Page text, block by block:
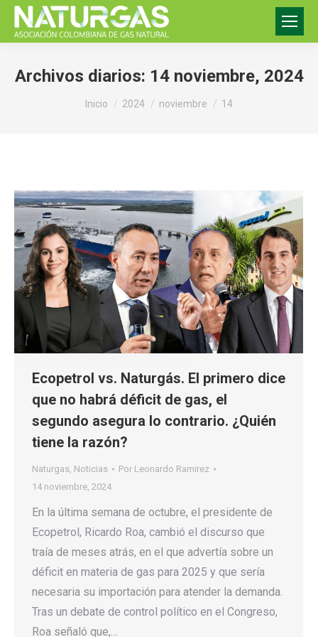
Archivos diarios: 14 noviembre, 2024
Estás aquí:
Inicio 2024 noviembre 14
Ecopetrol vs. Naturgás. El primero dice
que no habrá déficit de gas, el
segundo asegura lo contrario. ¿Quién
tiene la razón?
Naturgas, Noticias Por Leonardo Ramirez
14 noviembre, 2024
En la última semana de octubre, el presidente de
Ecopetrol, Ricardo Roa, cambió el discurso que
traía de meses atrás, en el que advertía sobre un
déficit en materia de gas para 2025 y que sería
necesaria su importación para atender la demanda.
Tras un debate de control político en el Congreso,
Roa señaló que,…